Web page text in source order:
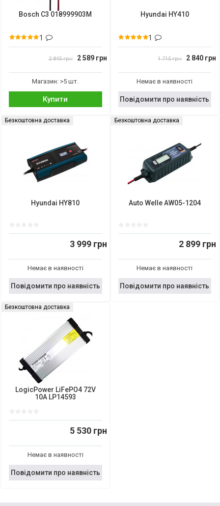
Bosch C3 018999903M
1
2 845 грн 2 589 грн
Магазин: >5 шт.
Купити
Hyundai HY410
1
1 715 грн 2 840 грн
Немає в наявності
Повідомити про наявність
Безкоштовна доставка
Hyundai HY810
3 999 грн
Немає в наявності
Повідомити про наявність
Безкоштовна доставка
Auto Welle AW05-1204
2 899 грн
Немає в наявності
Повідомити про наявність
Безкоштовна доставка
LogicPower LiFePO4 72V
10A LP14593
5 530 грн
Немає в наявності
Повідомити про наявність